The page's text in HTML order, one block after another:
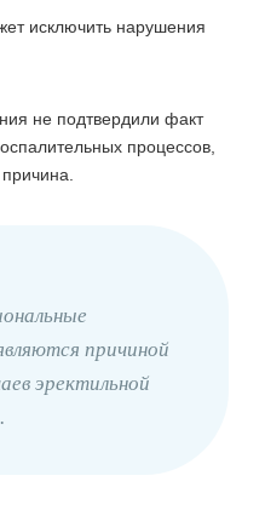
исключить нарушения
не подтвердили факт
процессов,
причиной
эректильной